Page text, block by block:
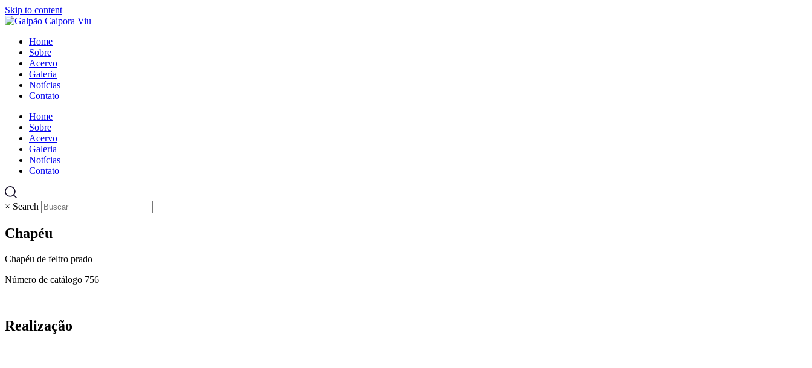
Skip to content
Home
Sobre
Acervo
Galeria
Notícias
Contato
Home
Sobre
Acervo
Galeria
Notícias
Contato
× Search
Chapéu
Chapéu de feltro prado
Número de catálogo 756
Realização